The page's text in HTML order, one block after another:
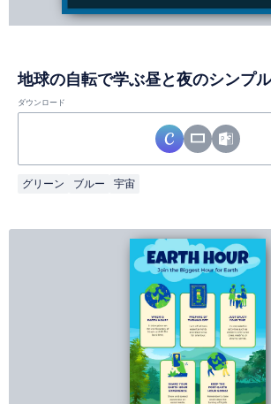
地球の自転で学ぶ昼と夜のシンプ
ダウンロード
グリーン ブルー 宇宙